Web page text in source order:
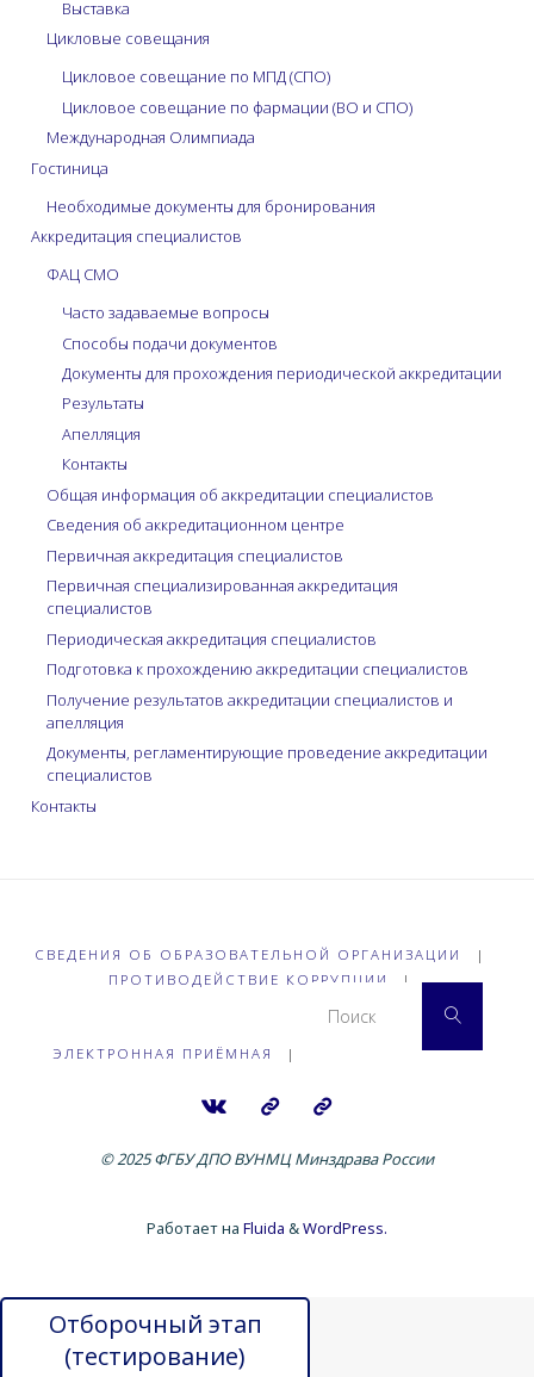
Выставка
Цикловые совещания
Цикловое совещание по МПД (СПО)
Цикловое совещание по фармации (ВО и СПО)
Международная Олимпиада
Гостиница
Необходимые документы для бронирования
Аккредитация специалистов
ФАЦ СМО
Часто задаваемые вопросы
Способы подачи документов
Документы для прохождения периодической аккредитации
Результаты
Апелляция
Контакты
Общая информация об аккредитации специалистов
Сведения об аккредитационном центре
Первичная аккредитация специалистов
Первичная специализированная аккредитация
специалистов
Периодическая аккредитация специалистов
Подготовка к прохождению аккредитации специалистов
Получение результатов аккредитации специалистов и
апелляция
Документы, регламентирующие проведение аккредитации
специалистов
Контакты
СВЕДЕНИЯ ОБ ОБРАЗОВАТЕЛЬНОЙ ОРГАНИЗАЦИИ
|
ПРОТИВОДЕЙСТВИЕ КОРРУПЦИИ
|
ЭЛЕКТРОННАЯ ПРИЁМНАЯ |
Поиск
© 2025 ФГБУ ДПО ВУНМЦ Минздрава России
Работает на Fluida &WordPress.
Отборочный этап
(тестирование)